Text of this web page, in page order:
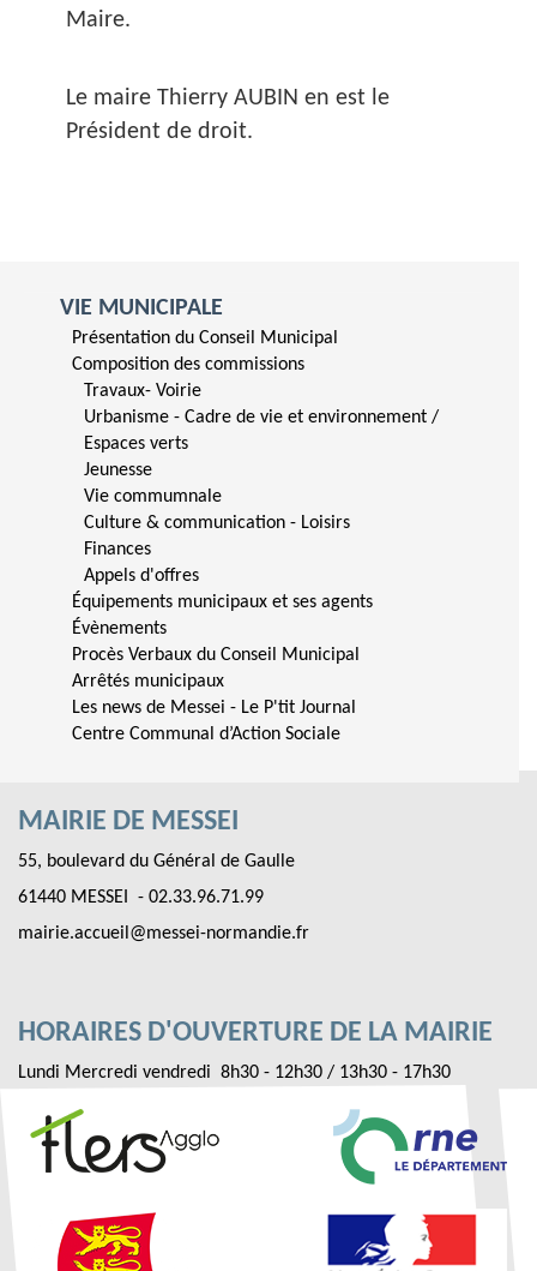
Maire.
Le maire Thierry AUBIN en est le
Président de droit.
VIE MUNICIPALE
Présentation du Conseil Municipal
Composition des commissions
Travaux- Voirie
Urbanisme - Cadre de vie et environnement /
Espaces verts
Jeunesse
Vie commumnale
Culture & communication - Loisirs
Finances
Appels d'offres
Équipements municipaux et ses agents
Évènements
Procès Verbaux du Conseil Municipal
Arrêtés municipaux
Les news de Messei - Le P'tit Journal
Centre Communal d’Action Sociale
MAIRIE DE MESSEI
55, boulevard du Général de Gaulle
61440 MESSEI - 02.33.96.71.99
mairie.accueil@messei-normandie.fr
HORAIRES D'OUVERTURE DE LA MAIRIE
Lundi Mercredi vendredi 8h30 - 12h30 / 13h30 - 17h30
Mardi Jeudi 8h30 - 12h30
Fermeture le samedi